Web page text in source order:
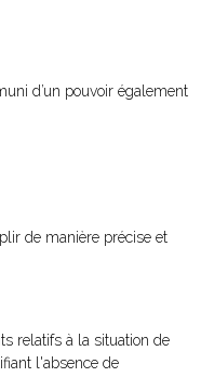
d’un pouvoir également
de manière précise et
relatifs à la situation de
l'absence de